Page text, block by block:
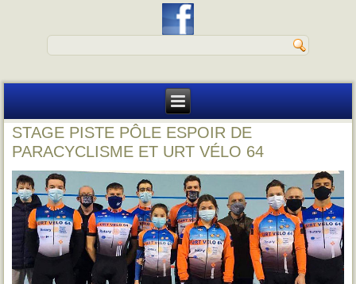
STAGE PISTE PÔLE ESPOIR DE
PARACYCLISME ET URT VÉLO 64